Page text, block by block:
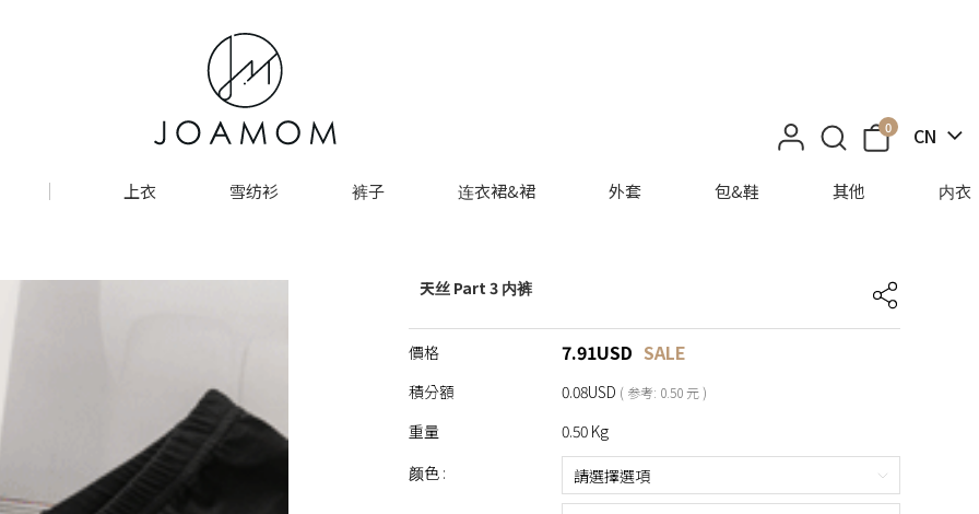
0 CN
上衣 雪纺衫 裤子 连衣裙&裙 外套 包&鞋 其他 内衣
天丝 Part 3 内裤
價格 7.91USD SALE
積分額 0.08USD ( 参考: 0.50 元 )
重量
0.50 Kg
颜色 :